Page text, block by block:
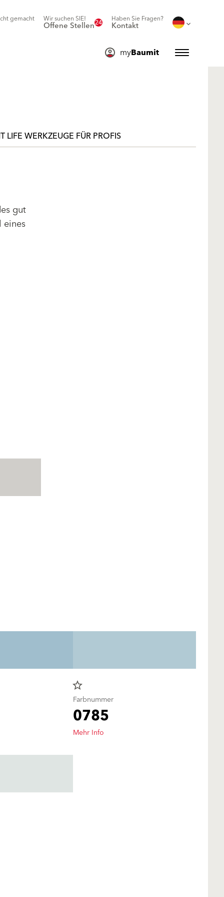
gemacht Wir suchen SIE!
Offene Stellen24 Haben Sie Fragen?
Kontakt
myBaumit
LIFE WERKZEUGE FÜR PROFIS
gut
eines
star_border
Farbnummer
0785
Mehr Info